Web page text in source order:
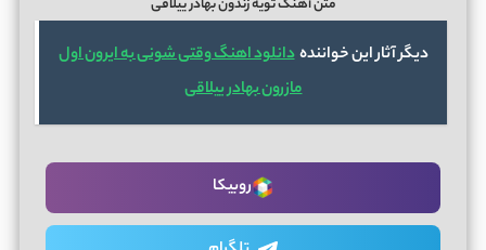
متن آهنگ تویه زندون بهادر ییلاقی
دیگر آثار این خوانندهدانلود اهنگ وقتی شونی به ایرون اول
مازرون بهادر ییلاقی
روبیکا